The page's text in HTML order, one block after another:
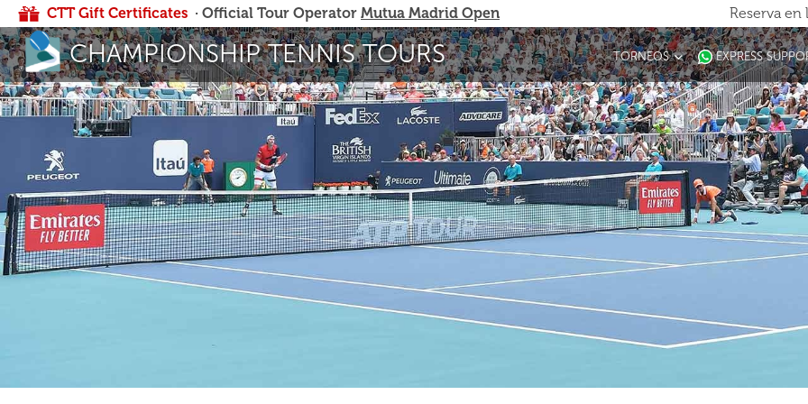
CTT Gift Certificates · Official Tour Operator Mutua Madrid Open Reserva
CHAMPIONSHIP TENNIS TOURS TORNEOS EXPRESS